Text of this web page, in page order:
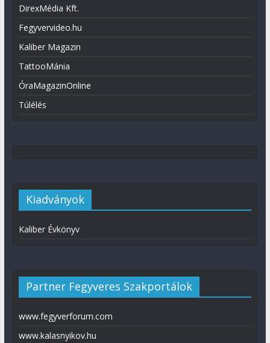
DirexMédia Kft.
Fegyvervideo.hu
Kaliber Magazin
TattooMánia
ÓraMagazinOnline
Túlélés
Kiadványok
Kaliber Évkönyv
Partner Fegyveres Szakportálok
www.fegyverforum.com
www.kalasnyikov.hu